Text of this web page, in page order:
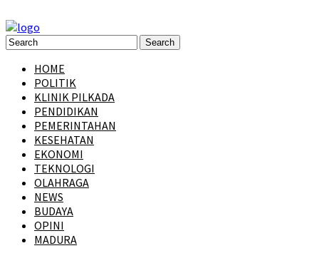
HOME
POLITIK
KLINIK PILKADA
PENDIDIKAN
PEMERINTAHAN
KESEHATAN
EKONOMI
TEKNOLOGI
OLAHRAGA
NEWS
BUDAYA
OPINI
MADURA